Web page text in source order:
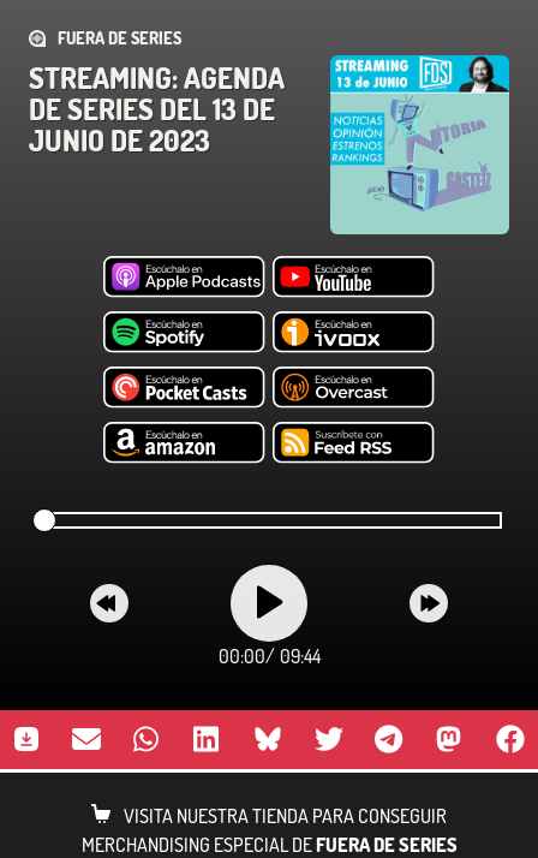
FUERA DE SERIES
STREAMING: AGENDA
DE SERIES DEL 13 DE
JUNIO DE 2023
00:00/ 09:44
VISITA NUESTRA TIENDA PARA CONSEGUIR
MERCHANDISING ESPECIAL DEFUERA DE SERIES